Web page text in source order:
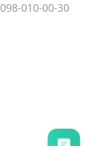
098-010-00-30